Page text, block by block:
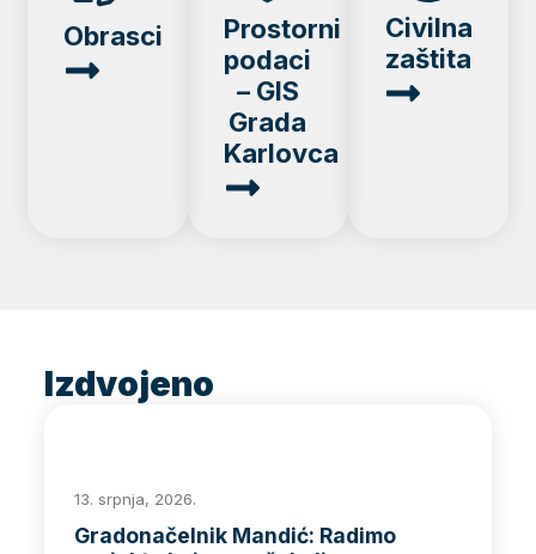
Obrasci
Prostorni
podaci
– GIS
Grada
Karlovca
Civilna
zaštita
Izdvojeno
13. srpnja, 2026.
Gradonačelnik Mandić: Radimo